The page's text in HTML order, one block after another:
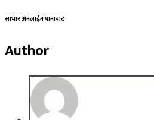
साभार अनलाईन पानाबाट
Author